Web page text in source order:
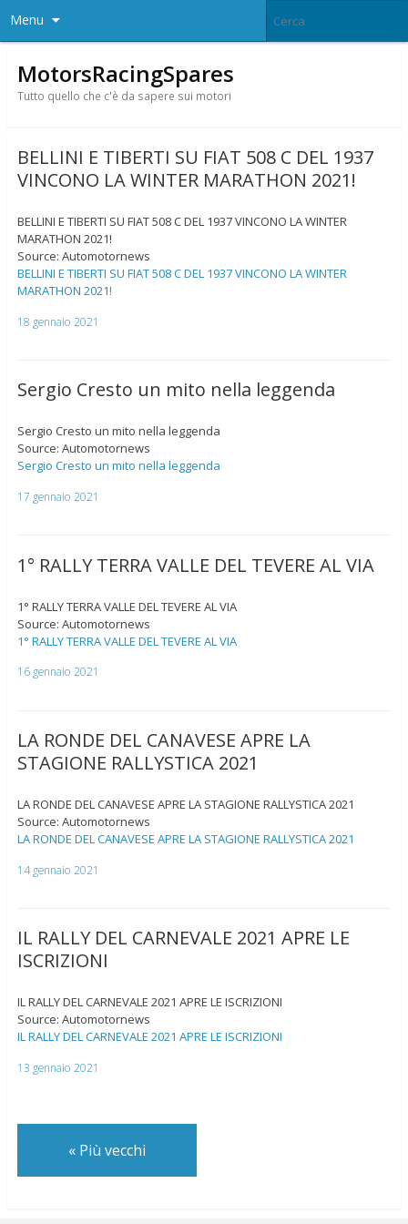
Menu
MotorsRacingSpares
Tutto quello che c'è da sapere sui motori
BELLINI E TIBERTI SU FIAT 508 C DEL 1937
VINCONO LA WINTER MARATHON 2021!
BELLINI E TIBERTI SU FIAT 508 C DEL 1937 VINCONO LA WINTER
MARATHON 2021!
Source: Automotornews
BELLINI E TIBERTI SU FIAT 508 C DEL 1937 VINCONO LA WINTER
MARATHON 2021!
18 gennaio 2021
Sergio Cresto un mito nella leggenda
Sergio Cresto un mito nella leggenda
Source: Automotornews
Sergio Cresto un mito nella leggenda
17 gennaio 2021
1° RALLY TERRA VALLE DEL TEVERE AL VIA
1° RALLY TERRA VALLE DEL TEVERE AL VIA
Source: Automotornews
1° RALLY TERRA VALLE DEL TEVERE AL VIA
16 gennaio 2021
LA RONDE DEL CANAVESE APRE LA
STAGIONE RALLYSTICA 2021
LA RONDE DEL CANAVESE APRE LA STAGIONE RALLYSTICA 2021
Source: Automotornews
LA RONDE DEL CANAVESE APRE LA STAGIONE RALLYSTICA 2021
14 gennaio 2021
IL RALLY DEL CARNEVALE 2021 APRE LE
ISCRIZIONI
IL RALLY DEL CARNEVALE 2021 APRE LE ISCRIZIONI
Source: Automotornews
IL RALLY DEL CARNEVALE 2021 APRE LE ISCRIZIONI
13 gennaio 2021
«Più vecchi